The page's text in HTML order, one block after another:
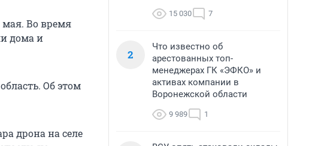
мая. Во время
дома и
Об этом
дрона на селе
15 030 7
2
Что известно об
арестованных топ-
менеджерах ГК «ЭФКО» и
активах компании в
Воронежской области
9 989 1